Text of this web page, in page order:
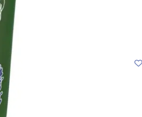
200
ml